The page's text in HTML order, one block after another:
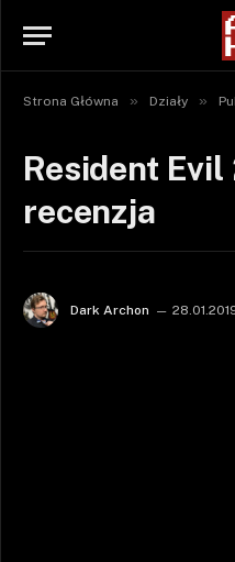
Strona Główna » Działy »
Resident
recenzja
Dark Archon